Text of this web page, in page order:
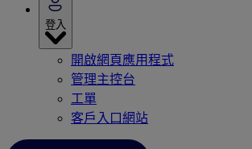
登入
開啟網頁應用程式
管理主控台
工單
客戶入口網站